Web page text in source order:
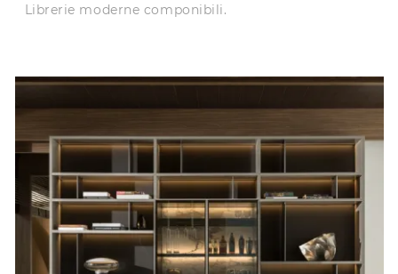
Librerie moderne componibili.